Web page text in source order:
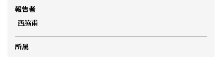
報告者
西脇甫
所属